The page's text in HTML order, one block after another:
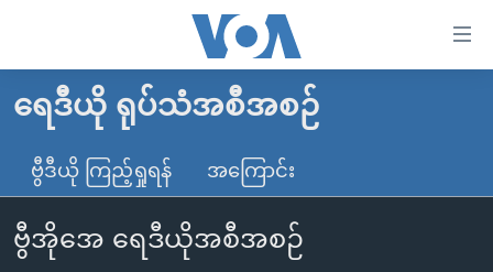
လွယ်ကူ
သည့်
Link
များ
မူလစာမျက်နှာ
မြန်မာ
ကမ္ဘာ့သတင်းများ
နိုင်ငံတကာ
ဗွီဒီယို
ရေဒီယို ရုပ်သံအစီအစဉ်
ဗွီဒီယို ကြည့်ရှုရန် အကြောင်း
ဗွီအိုအေ ရေဒီယိုအစီအစဉ်